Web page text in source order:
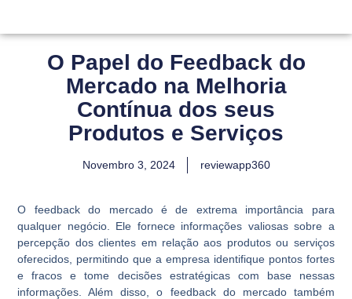
O Papel do Feedback do
Mercado na Melhoria
Contínua dos seus
Produtos e Serviços
Novembro 3, 2024 reviewapp360
O feedback do mercado é de extrema importância para
qualquer negócio. Ele fornece informações valiosas sobre a
percepção dos clientes em relação aos produtos ou serviços
oferecidos, permitindo que a empresa identifique pontos fortes
e fracos e tome decisões estratégicas com base nessas
informações. Além disso, o feedback do mercado também